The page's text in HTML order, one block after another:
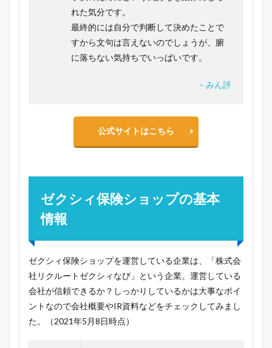
れた気分です。
最終的には自分で判断して決めたことで
すから文句は言えないのでしょうが、腑
に落ちない気持ちでいっぱいです。
– みん評
公式サイトはこちら
ゼクシィ保険ショップの基本
情報
ゼクシィ保険ショップを運営している企業は、「株式会
社リクルートゼクシィなび」という企業。運営している
会社が信頼できるか？しっかりしているかは大事なポイ
ントなので会社概要やIR資料などをチェックしてみまし
た。（2021年5月8日時点）